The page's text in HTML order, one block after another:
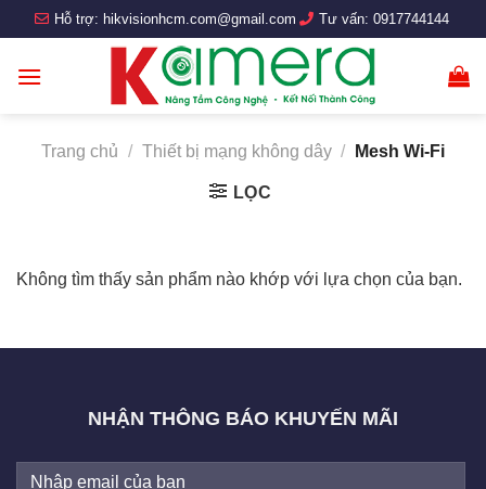
to
content
Hỗ trợ: hikvisionhcm.com@gmail.com Tư vấn: 0917744144
Trang chủ / Thiết bị mạng không dây / Mesh Wi-Fi
LỌC
Không tìm thấy sản phẩm nào khớp với lựa chọn của bạn.
NHẬN THÔNG BÁO KHUYẾN MÃI